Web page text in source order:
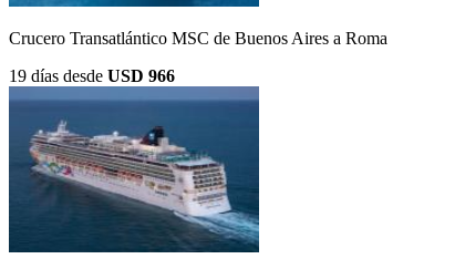
Crucero Transatlántico MSC de Buenos Aires a Roma
19 días desde USD 966